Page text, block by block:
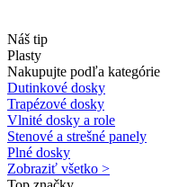
Náš tip
Plasty
Nakupujte podľa kategórie
Dutinkové dosky
Trapézové dosky
Vlnité dosky a role
Stenové a strešné panely
Plné dosky
Zobraziť všetko >